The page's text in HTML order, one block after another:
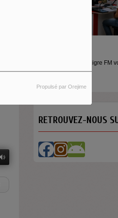
Propulsé par Orejime
Micros baladeurs Aligre FM
d'écouter des...
RETROUVEZ-NOUS